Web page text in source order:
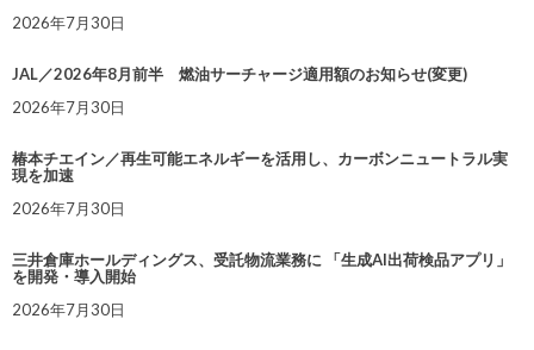
2026年7月30日
JAL／2026年8月前半 燃油サーチャージ適用額のお知らせ(変更)
2026年7月30日
椿本チエイン／再生可能エネルギーを活用し、カーボンニュートラル実
現を加速
2026年7月30日
三井倉庫ホールディングス、受託物流業務に 「生成AI出荷検品アプリ」
を開発・導入開始
2026年7月30日